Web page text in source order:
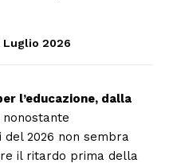
Luglio 2026
l’educazione, dalla
nonostante
del 2026 non sembra
il ritardo prima della